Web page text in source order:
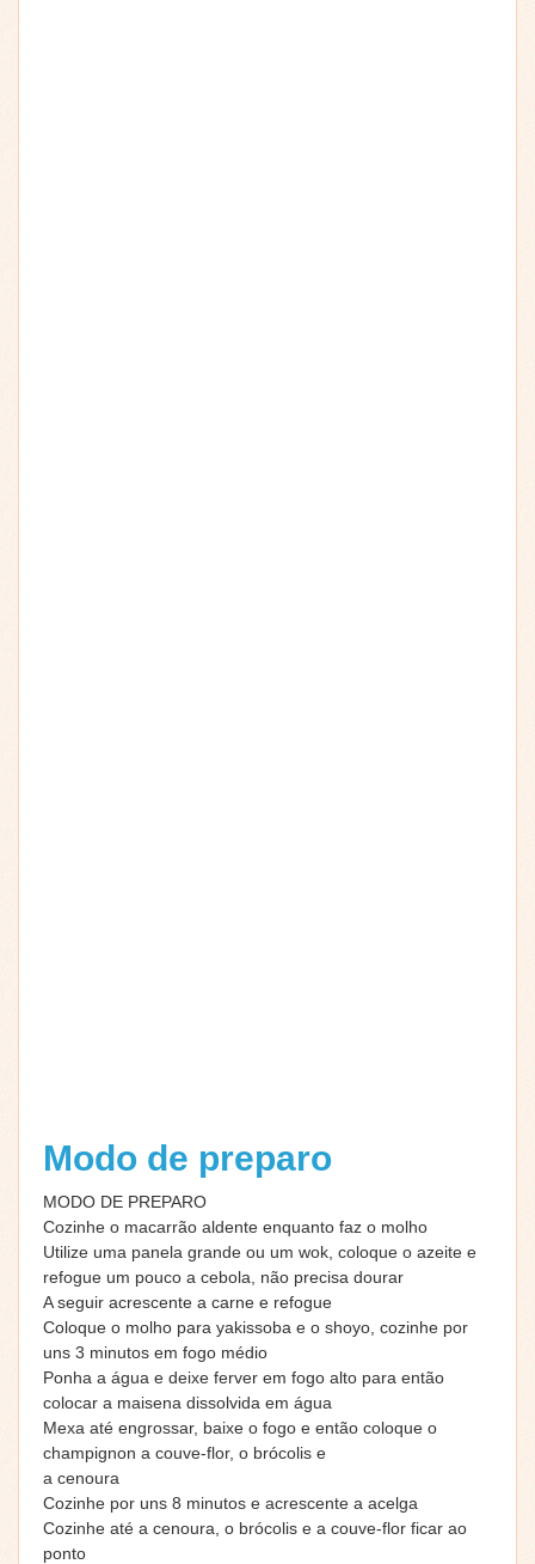
Modo de preparo
MODO DE PREPARO
Cozinhe o macarrão aldente enquanto faz o molho
Utilize uma panela grande ou um wok, coloque o azeite e
refogue um pouco a cebola, não precisa dourar
A seguir acrescente a carne e refogue
Coloque o molho para yakissoba e o shoyo, cozinhe por
uns 3 minutos em fogo médio
Ponha a água e deixe ferver em fogo alto para então
colocar a maisena dissolvida em água
Mexa até engrossar, baixe o fogo e então coloque o
champignon a couve-flor, o brócolis e
a cenoura
Cozinhe por uns 8 minutos e acrescente a acelga
Cozinhe até a cenoura, o brócolis e a couve-flor ficar ao
ponto